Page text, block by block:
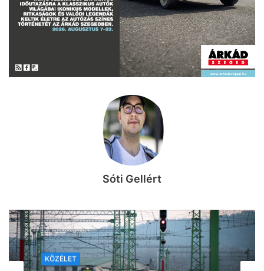
Sóti Gellért
KÖZÉLET